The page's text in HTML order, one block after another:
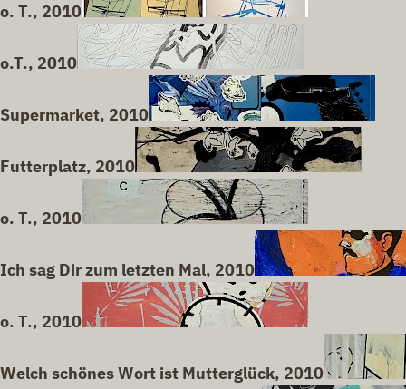
o. T., 2010
o.T., 2010
Supermarket, 2010
Futterplatz, 2010
o. T., 2010
Ich sag Dir zum letzten Mal, 2010
o. T., 2010
Welch schönes Wort ist Mutterglück, 2010